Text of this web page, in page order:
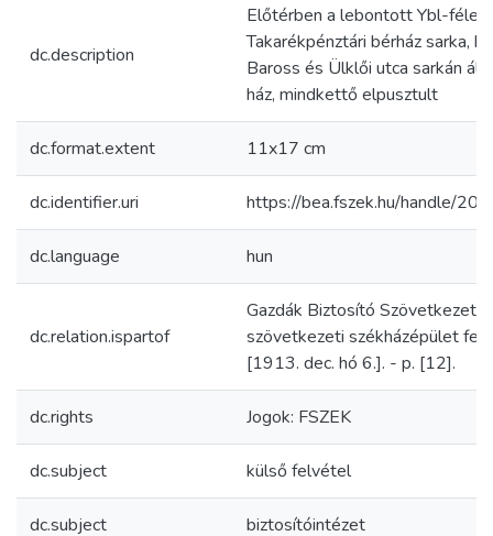
dc.description
Előtérben a lebontott Ybl-féle
Takarékpénztári bérház sarka,
Baross és Ülklői utca sarkán
ház, mindkettő elpusztult
dc.format.extent 11x17 cm
dc.identifier.uri https://bea.fszek.hu/handle/
dc.language hun
dc.relation.ispartof
Gazdák Biztosító Szövetkezete
szövetkezeti székházépület
[1913. dec. hó 6.]. - p. [12].
dc.rights Jogok: FSZEK
dc.subject külső felvétel
dc.subject biztosítóintézet